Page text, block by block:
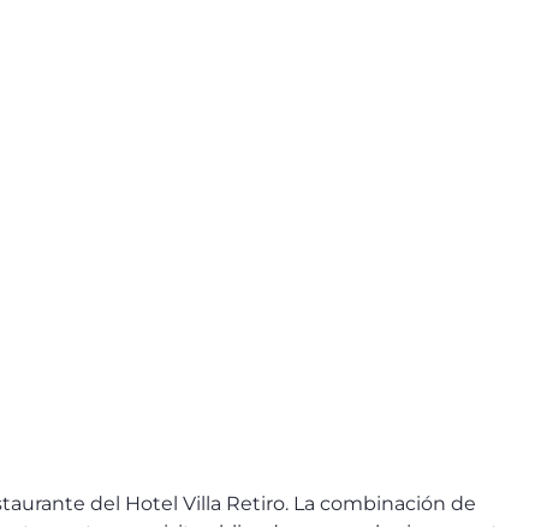
del Hotel Villa Retiro. La combinación de